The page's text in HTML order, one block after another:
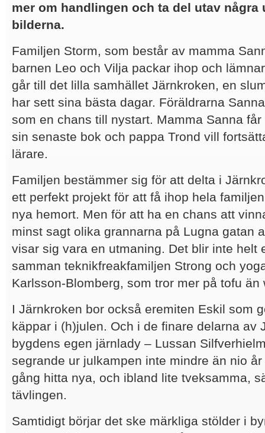
mer om handlingen och ta del utav några
bilderna.
Familjen Storm, som består av mamma
barnen Leo och Vilja packar ihop och
går till det lilla samhället Järnkroken, en
har sett sina bästa dagar. Föräldrarna
som en chans till nystart. Mamma Sanna
sin senaste bok och pappa Trond vill
lärare.
Familjen bestämmer sig för att delta i
ett perfekt projekt för att få ihop hela
nya hemort. Men för att ha en chans att
minst sagt olika grannarna på Lugna gatan
visar sig vara en utmaning. Det blir inte helt
samman teknikfreakfamiljen Strong och
Karlsson-Blomberg, som tror mer på tofu än
I Järnkroken bor också eremiten Eskil som
käppar i (h)julen. Och i de finare delarna av
bygdens egen järnlady – Lussan
segrande ur julkampen inte mindre än nio
gång hitta nya, och ibland lite tveksamma,
tävlingen.
Samtidigt börjar det ske märkliga stölder i